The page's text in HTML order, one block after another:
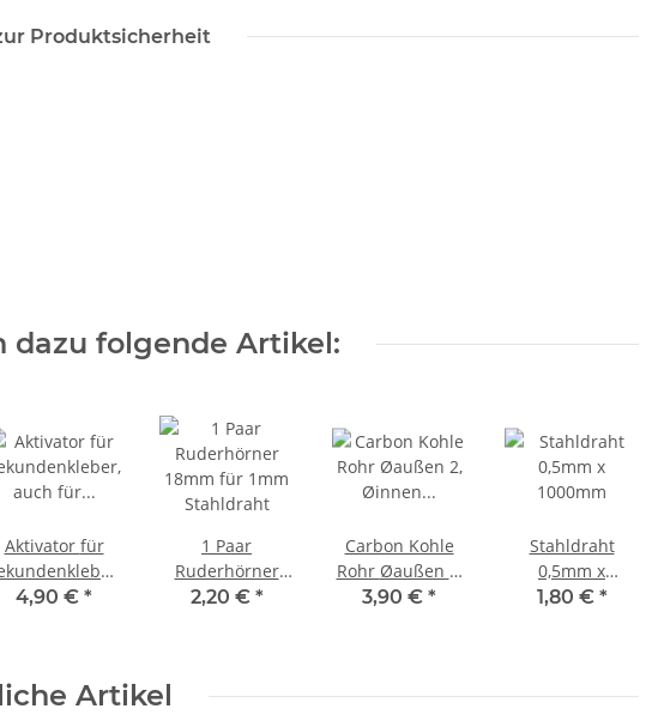
Produktsicherheit
dazu folgende Artikel:
Aktivator für
auch für
4,90 € *
1 Paar
Ruderhörner
18mm für 1mm
2,20 € *
Carbon Kohle
Rohr Øaußen 2,
Øinnen 1, Länge
3,90 € *
Stahldraht
0,5mm x
1000mm
1,80 € *
Artikel